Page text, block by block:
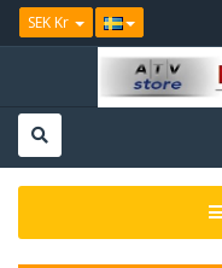
SEK Kr